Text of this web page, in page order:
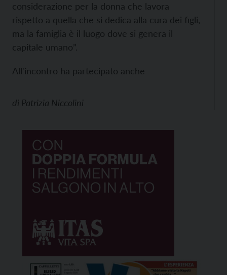
considerazione per la donna che lavora
rispetto a quella che si dedica alla cura dei figli,
ma la famiglia è il luogo dove si genera il
capitale umano”.
All'incontro ha partecipato anche
di Patrizia Niccolini